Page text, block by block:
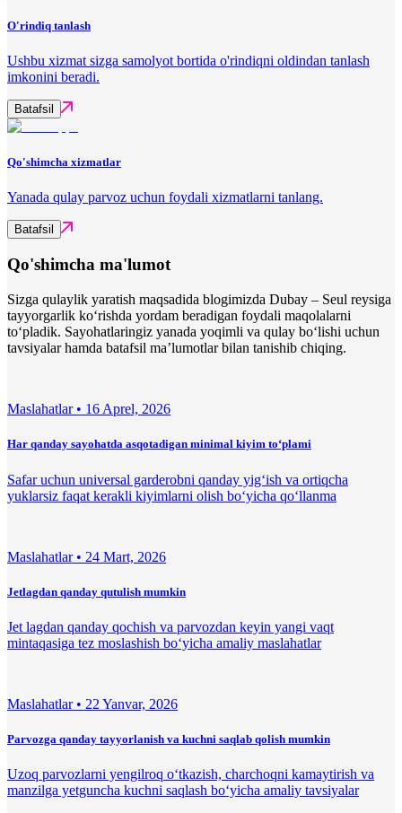
O'rindiq tanlash
Ushbu xizmat sizga samolyot bortida o'rindiqni oldindan tanlash
imkonini beradi.
Batafsil
Qo'shimcha xizmatlar
Yanada qulay parvoz uchun foydali xizmatlarni tanlang.
Batafsil
Qo'shimcha ma'lumot
Sizga qulaylik yaratish maqsadida blogimizda Dubay – Seul reysiga
tayyorgarlik ko‘rishda yordam beradigan foydali maqolalarni
to‘pladik. Sayohatlaringiz yanada yoqimli va qulay bo‘lishi uchun
tavsiyalar hamda batafsil ma’lumotlar bilan tanishib chiqing.
Maslahatlar • 16 Aprel, 2026
Har qanday sayohatda asqotadigan minimal kiyim to‘plami
Safar uchun universal garderobni qanday yig‘ish va ortiqcha
yuklarsiz faqat kerakli kiyimlarni olish bo‘yicha qo‘llanma
Maslahatlar • 24 Mart, 2026
Jetlagdan qanday qutulish mumkin
Jet lagdan qanday qochish va parvozdan keyin yangi vaqt
mintaqasiga tez moslashish bo‘yicha amaliy maslahatlar
Maslahatlar • 22 Yanvar, 2026
Parvozga qanday tayyorlanish va kuchni saqlab qolish mumkin
Uzoq parvozlarni yengilroq o‘tkazish, charchoqni kamaytirish va
manzilga yetguncha kuchni saqlash bo‘yicha amaliy tavsiyalar